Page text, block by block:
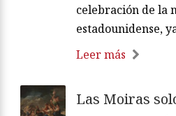
celebración de la
estadounidense,
Leer más
Las Moiras